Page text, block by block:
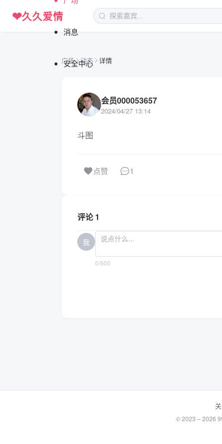
❤久久爱情
消息
安全中心
广场 动态 详情
会员000053657
2024/04/27 13:14
斗图
点赞 1
评论 1
我
0/500
© 2023 – 2026